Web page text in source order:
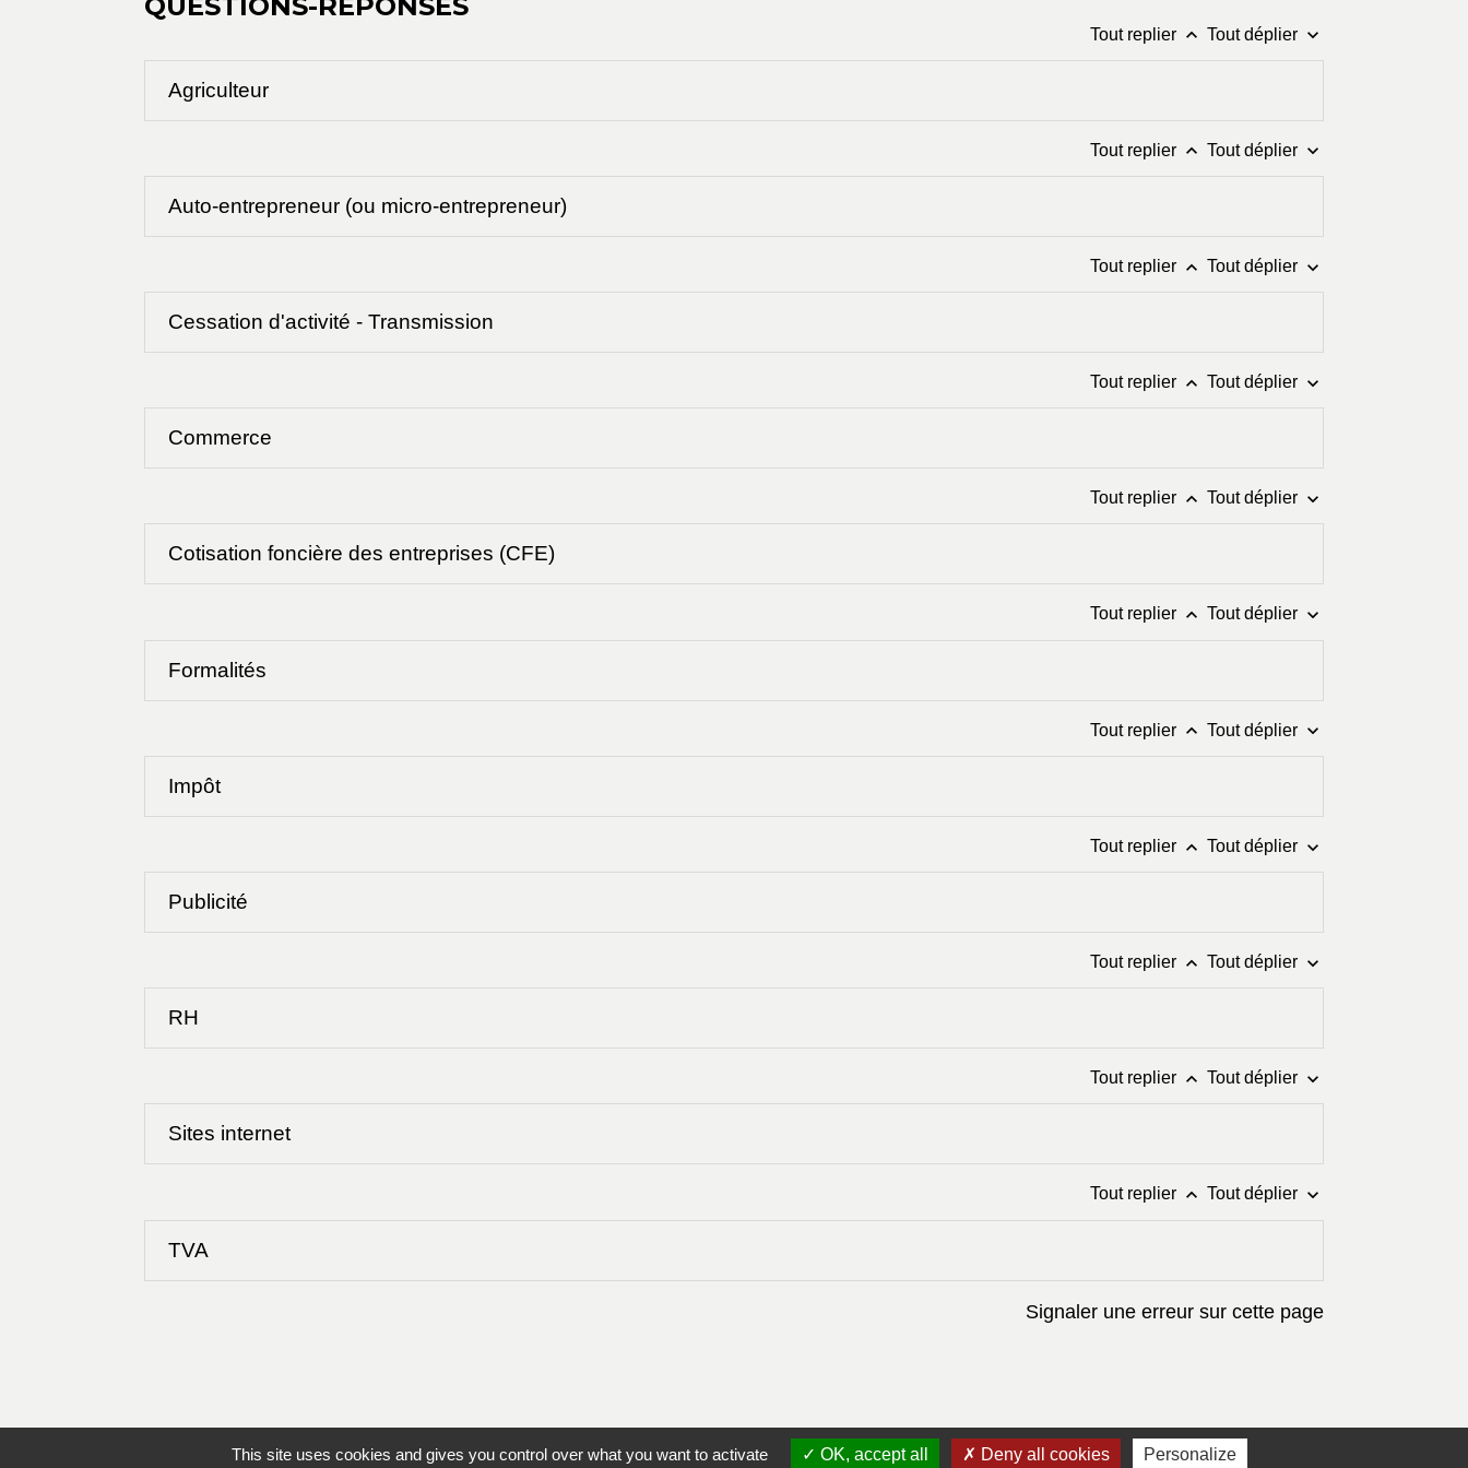
Tout replier keyboard_arrow_up Tout déplier keyboard_arrow_down
Agriculteur
Tout replier keyboard_arrow_up Tout déplier keyboard_arrow_down
Auto-entrepreneur (ou micro-entrepreneur)
Tout replier keyboard_arrow_up Tout déplier keyboard_arrow_down
Cessation d'activité - Transmission
Tout replier keyboard_arrow_up Tout déplier keyboard_arrow_down
Commerce
Tout replier keyboard_arrow_up Tout déplier keyboard_arrow_down
Cotisation foncière des entreprises (CFE)
Tout replier keyboard_arrow_up Tout déplier keyboard_arrow_down
Formalités
Tout replier keyboard_arrow_up Tout déplier keyboard_arrow_down
Impôt
Tout replier keyboard_arrow_up Tout déplier keyboard_arrow_down
Publicité
Tout replier keyboard_arrow_up Tout déplier keyboard_arrow_down
RH
Tout replier keyboard_arrow_up Tout déplier keyboard_arrow_down
Sites internet
Tout replier keyboard_arrow_up Tout déplier keyboard_arrow_down
TVA
Signaler une erreur sur cette page
This site uses cookies and gives you control over what you want to activate OK, accept all Deny all cookies Personalize